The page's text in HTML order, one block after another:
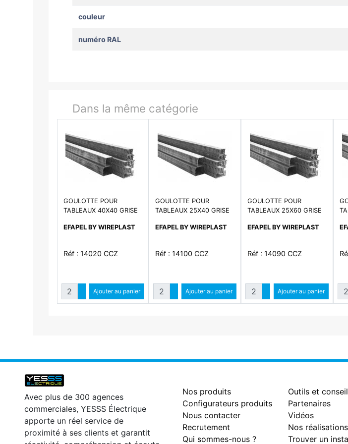
couleur
numéro RAL
Dans la même catégorie
GOULOTTE POUR
TABLEAUX 40X40 GRISE
EFAPEL BY WIREPLAST
Réf : 14020 CCZ
QuantitéAugmenter quantité
Diminuer quantité
Ajouter au panier
GOULOTTE POUR
TABLEAUX 25X40 GRISE
EFAPEL BY WIREPLAST
Réf : 14100 CCZ
QuantitéAugmenter quantité
Diminuer quantité
Ajouter au panier
GOULOTTE POUR
TABLEAUX 25X60 GRISE
EFAPEL BY WIREPLAST
Réf : 14090 CCZ
QuantitéAugmenter quantité
Diminuer quantité
Ajouter au panier
Avec plus de 300 agences
commerciales, YESSS Électrique
apporte un réel service de
proximité à ses clients et garantit
Nos produits
Configurateurs produits
Nous contacter
Recrutement
Qui sommes-nous ?
Outils et
Partenaires
Vidéos
Nos réalisations
Trouver un